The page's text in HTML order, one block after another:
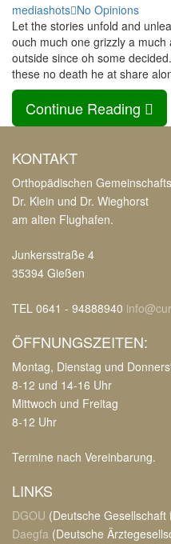
Author
mediashots No Opinions
Let the stories unfold and
ouch much one grizzly a
outside since oh some
these no death he at share
Continue Reading
KONTAKT
Orthopädischen
Dr. Klein und Dr. Wieghorst
am alten Flughafen.
Junkersstraße 4
35394 Gießen
TEL 0641 - 94888940
ÖFFNUNGSZEITEN:
Montag, Dienstag und
8-12 und 14-16 Uhr
Mittwoch und Freitag
8-12 Uhr
Termine nach Vereinbarung.
LINKS
DGOU (Deutsche
Daegfa (Deutsche